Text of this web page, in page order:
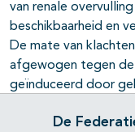
van renale
beschikbaarheid en
De mate van
afgewogen tegen de
geïnduceerd door
De